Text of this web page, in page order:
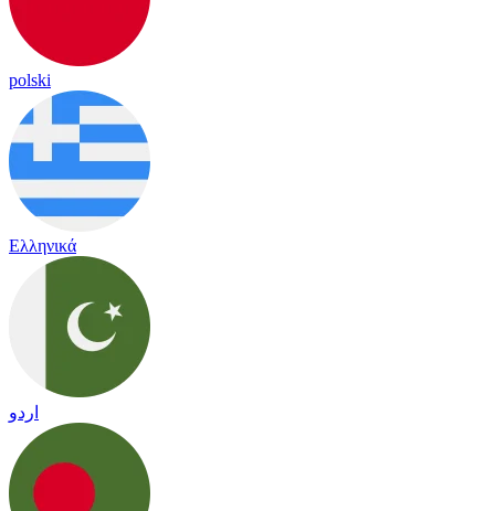
polski
Ελληνικά
اردو